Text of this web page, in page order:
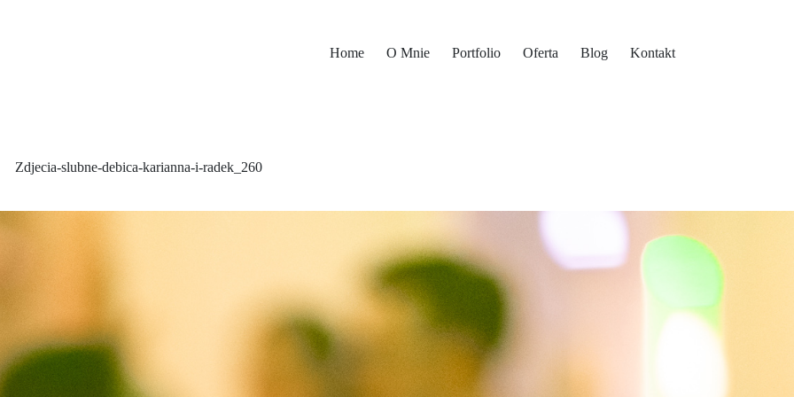
Home
O Mnie Portfolio Oferta Blog Kontakt
Zdjecia-slubne-debica-karianna-i-radek_260